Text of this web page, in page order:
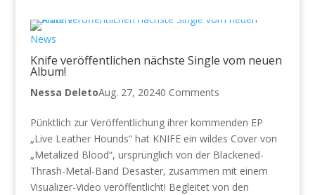
News
Knife veröffentlichen nächste Single vom neuen
Album!
Nessa DeletoAug. 27, 20240 Comments
Pünktlich zur Veröffentlichung ihrer kommenden EP
„Live Leather Hounds“ hat KNIFE ein wildes Cover von
„Metalized Blood“, ursprünglich von der Blackened-
Thrash-Metal-Band Desaster, zusammen mit einem
Visualizer-Video veröffentlicht! Begleitet von den